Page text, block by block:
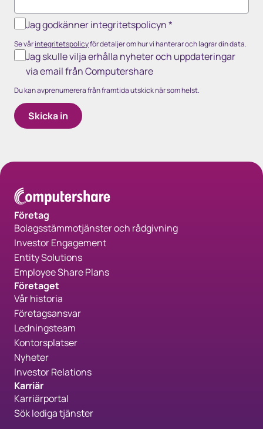
Jag godkänner integritetspolicyn*
Se vårintegritetspolicyför detaljer om hur vi hanterar och lagrar din data.
Jag skulle vilja erhålla nyheter och uppdateringar
via email från Computershare
Du kan avprenumerera från framtida utskick när som helst.
Företag
Bolagsstämmotjänster och rådgivning
Investor Engagement
Entity Solutions
Employee Share Plans
Företaget
Vår historia
Företagsansvar
Ledningsteam
Kontorsplatser
Nyheter
Investor Relations
Karriär
Karriärportal
Sök lediga tjänster